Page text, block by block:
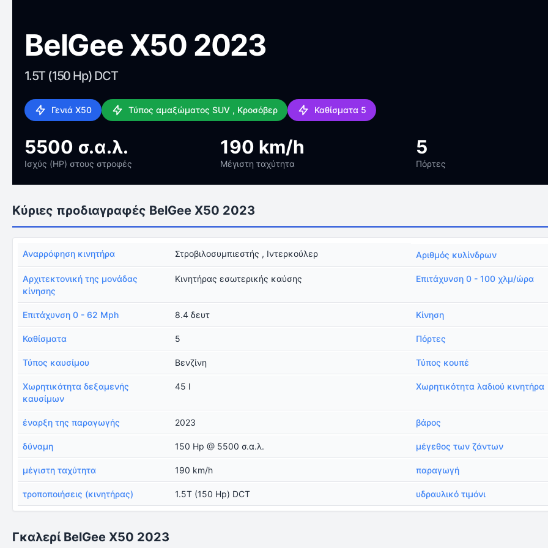
BelGee X50 2023
1.5T (150 Hp) DCT
Γενιά X50 Τύπος αμαξώματος SUV , Κροσόβερ Καθίσματα 5
5500 σ.α.λ.
Ισχύς (HP) στους στροφές
190 km/h
Μέγιστη ταχύτητα
5
Πόρτες
Κύριες προδιαγραφές BelGee X50 2023
Αναρρόφηση κινητήρα Στροβιλοσυμπιεστής , Ιντερκούλερ Αριθμός κυλίνδρων
Αρχιτεκτονική της μονάδας
κίνησης
Κινητήρας εσωτερικής καύσης Επιτάχυνση 0 - 100 χλμ/ώρα
Επιτάχυνση 0 - 62 Mph 8.4 δευτ Κίνηση
Καθίσματα 5 Πόρτες
Τύπος καυσίμου Βενζίνη Τύπος κουπέ
Χωρητικότητα δεξαμενής
καυσίμων
45 l Χωρητικότητα λαδιού κινητήρα
έναρξη της παραγωγής 2023 βάρος
δύναμη 150 Hp @ 5500 σ.α.λ. μέγεθος των ζάντων
μέγιστη ταχύτητα 190 km/h παραγωγή
τροποποιήσεις (κινητήρας) 1.5T (150 Hp) DCT υδραυλικό τιμόνι
Γκαλερί BelGee X50 2023